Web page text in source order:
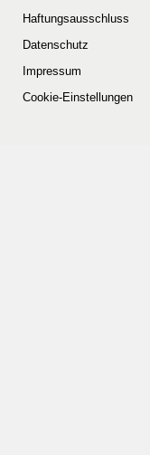
Haftungsausschluss
Datenschutz
Impressum
Cookie-Einstellungen